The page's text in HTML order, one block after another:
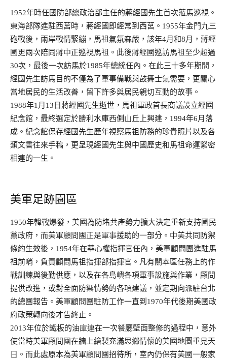
1952年時任國防部總政治部主任的蔣經國先生首次蒞馬巡視。
東海部隊進駐西莒時，蔣經國即經常到西莒。1955年金門九三
砲戰後，兩岸戰情緊繃，馬祖氣氛森嚴，該年4月和8月，蔣經
國更兩次陪同蔣中正巡視馬祖。此後蔣經國巡訪馬祖至少超過
30次，最後一次訪馬於1985年總統任內。在此三十多年期間，
經國先生訪馬目的不僅為了軍事備戰與鼓舞士氣需要，更關心
當地居民的生活改善，留下許多與居民親切互動的故事。
1988年1月13日蔣經國先生逝世，馬祖軍政首長商議設立經國
紀念館，最終選定於勝利水庫西側山丘上興建，1994年6月落
成。紀念館保存經國先生歷年視察馬祖防務的珍貴照片以及各
類文書往來手稿，更呈現經國先生與中國歷史和馬祖命運緊密
相連的一生。
美軍足跡園區
1950年韓戰爆發，美國為防堵共產勢力擴大決定重新支持國民
黨政府，而美軍顧問團正是軍事援助的一部分。中美共同防禦
條約生效後，1954年在華心權指揮官任內，美軍顧問團進駐馬
祖前哨，負責顧問馬祖指揮部指揮官。凡有關本區任務上的作
戰訓練與後勤供應，以及在各島嶼各項軍事設施與作業，顧問
提供改進，或對全面防禦情勢的各項建議，並定期向派駐台北
的總團報告。美軍顧問團駐防工作一直到1970年代後期美國政
府政策轉向後才告終止。
2013年位於鐵板的油庫連在一次餐廳壁面整修的過程中，意外
使當時美軍顧問團在牆上繪製充滿思鄉情懷的美國地圖重見天
日。而此處原本為美軍顧問團招待所，室內仍保有美國一般家